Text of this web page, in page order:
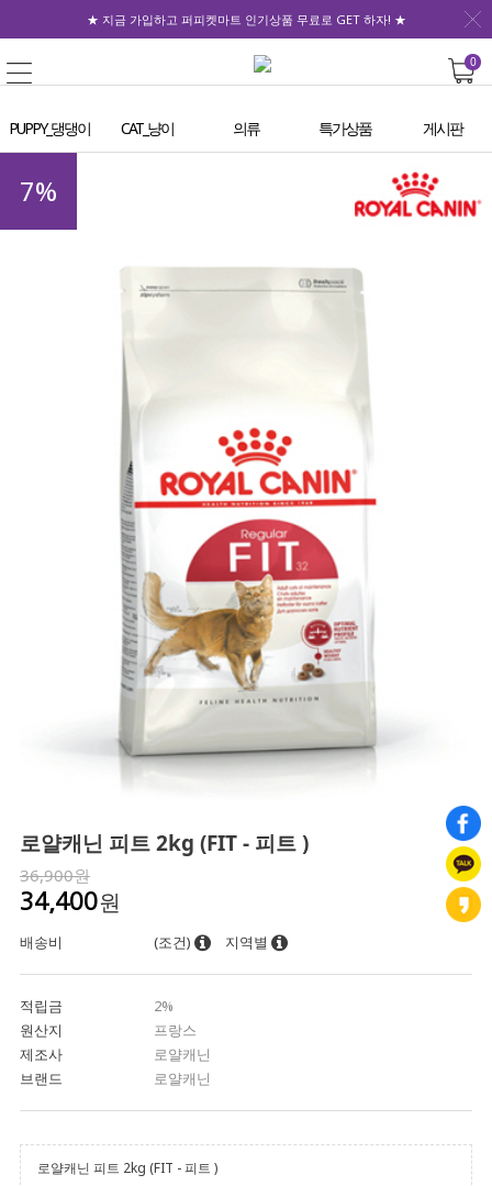
★ 지금 가입하고 퍼피켓마트 인기상품 무료로 GET 하자! ★
0
PUPPY_댕댕이 CAT_냥이 의류 특가상품 게시판
7%
로얄캐닌 피트 2kg (FIT - 피트 )
36,900원
34,400원
배송비 (조건) 지역별
적립금
2%
원산지
프랑스
제조사
로얄캐닌
브랜드
로얄캐닌
로얄캐닌 피트 2kg (FIT - 피트 )